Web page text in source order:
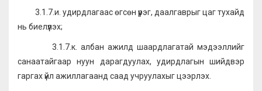
3.1.7.и. удирдлагаас өгсөн үүрэг, даалгаврыг цаг тухайд
нь биелүүлэх;
3.1.7.к. албан ажилд шаардлагатай мэдээллийг
санаатайгаар нуун дарагдуулах, удирдлагын шийдвэр
гаргах үйл ажиллагаанд саад учруулахыг цээрлэх.